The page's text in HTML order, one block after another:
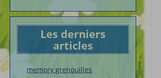
Les derniers
articles
memory grenouilles